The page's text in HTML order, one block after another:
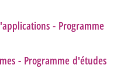
- Programme
- Programme d'études